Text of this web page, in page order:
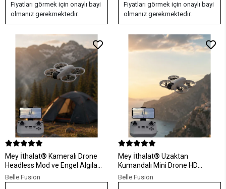
Fiyatları görmek için onaylı bayi
olmanız gerekmektedir.
Fiyatları görmek için onaylı bayi
olmanız gerekmektedir.
Mey İthalat® Kameralı Drone
Headless Mod ve Engel Algılama
Özellikli
Belle Fusion
Mey İthalat® Uzaktan
Kumandalı Mini Drone HD
Kamera Işıklı Tasarım
Belle Fusion